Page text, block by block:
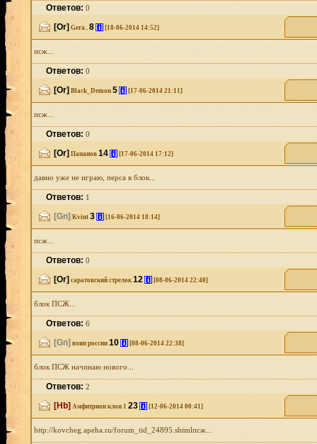
Ответов:0
[Or] Gera.. 8 [i] [18-06-2014 14:52]
псж...
Ответов:0
[Or] Black_Demon 5 [i] [17-06-2014 21:11]
псж...
Ответов:0
[Or] Папанов 14 [i] [17-06-2014 17:12]
давно уже не играю, перса в блок...
Ответов:1
[Gn] Kvint 3 [i] [16-06-2014 18:14]
псж...
Ответов:0
[Or] саратовский стрелок 12 [i] [08-06-2014 22:40]
блок ПСЖ...
Ответов:6
[Gn] воин россии 10 [i] [08-06-2014 22:38]
блок ПСЖ начинаю нового...
Ответов:2
[Hb] Амфитрион клон 1 23 [i] [12-06-2014 00:41]
http://kovcheg.apeha.ru/forum_tid_24895.shtmlпсж...